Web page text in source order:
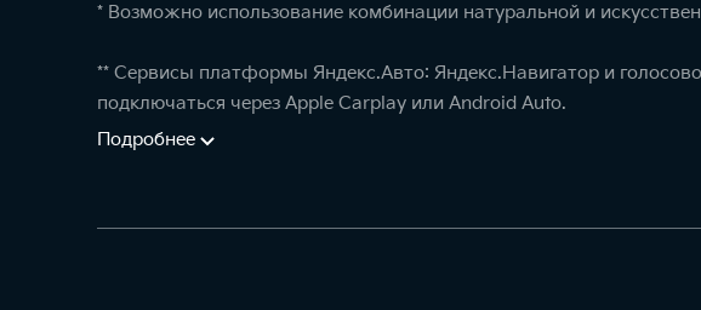
* Возможно использование комбинации натуральной и
** Сервисы платформы Яндекс.Авто: Яндекс.Навигатор и
подключаться через Apple Carplay или Android Auto.
Подробнее